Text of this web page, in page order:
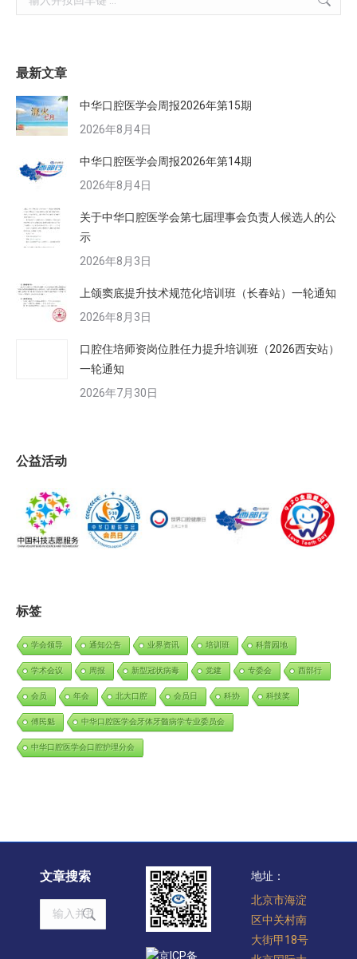
最新文章
中华口腔医学会周报2026年第15期
2026年8月4日
中华口腔医学会周报2026年第14期
2026年8月4日
关于中华口腔医学会第七届理事会负责人候选人的公
示
2026年8月3日
上颌窦底提升技术规范化培训班（长春站）一轮通知
2026年8月3日
口腔住培师资岗位胜任力提升培训班（2026西安站）
一轮通知
2026年7月30日
公益活动
标签
学会领导 通知公告 业界资讯 培训班 科普园地
学术会议 周报 新型冠状病毒 党建 专委会 西部行
会员 年会 北大口腔 会员日 科协 科技奖
傅民魁 中华口腔医学会牙体牙髓病学专业委员会
中华口腔医学会口腔护理分会
文章搜索
Search:
京ICP备
地址：
北京市海淀
区中关村南
大街甲18号